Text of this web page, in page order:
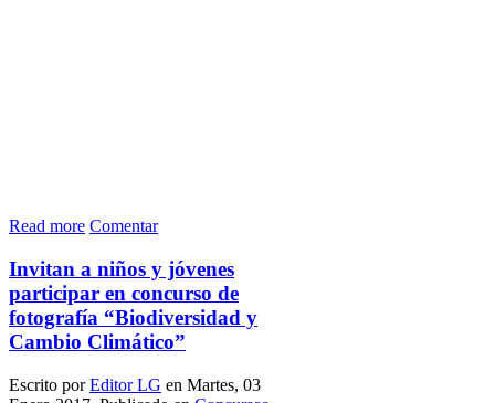
Read more Comentar
Invitan a niños y jóvenes
participar en concurso de
fotografía “Biodiversidad y
Cambio Climático”
Escrito porEditor LG en Martes, 03